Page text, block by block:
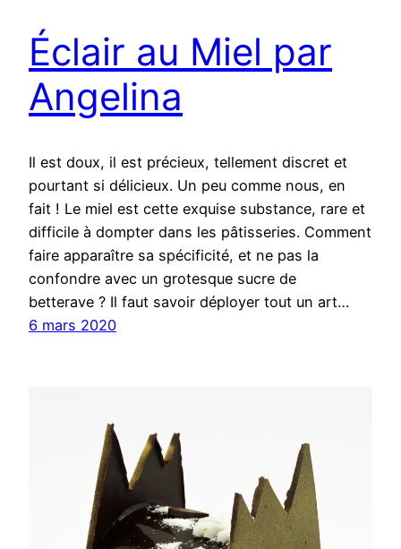
Éclair au Miel par
Angelina
Il est doux, il est précieux, tellement discret et
pourtant si délicieux. Un peu comme nous, en
fait ! Le miel est cette exquise substance, rare et
difficile à dompter dans les pâtisseries. Comment
faire apparaître sa spécificité, et ne pas la
confondre avec un grotesque sucre de
betterave ? Il faut savoir déployer tout un art…
6 mars 2020